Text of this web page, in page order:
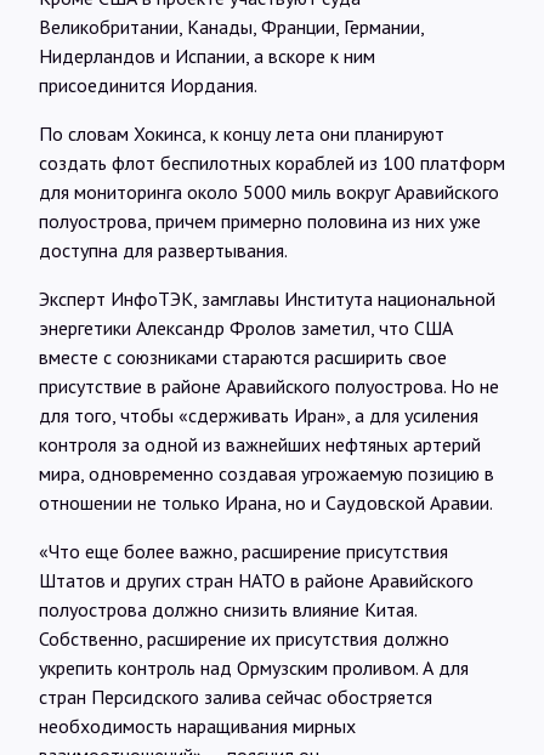
Великобритании, Канады, Франции, Германии,
Нидерландов и Испании, а вскоре к ним
присоединится Иордания.
По словам Хокинса, к концу лета они планируют
создать флот беспилотных кораблей из 100 платформ
для мониторинга около 5000 миль вокруг Аравийского
полуострова, причем примерно половина из них уже
доступна для развертывания.
Эксперт ИнфоТЭК, замглавы Института национальной
энергетики Александр Фролов заметил, что США
вместе с союзниками стараются расширить свое
присутствие в районе Аравийского полуострова. Но не
для того, чтобы «сдерживать Иран», а для усиления
контроля за одной из важнейших нефтяных артерий
мира, одновременно создавая угрожаемую позицию в
отношении не только Ирана, но и Саудовской Аравии.
«Что еще более важно, расширение присутствия
Штатов и других стран НАТО в районе Аравийского
полуострова должно снизить влияние Китая.
Собственно, расширение их присутствия должно
укрепить контроль над Ормузским проливом. А для
стран Персидского залива сейчас обостряется
необходимость наращивания мирных